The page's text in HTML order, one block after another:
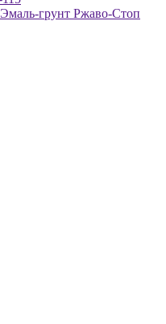
Эмаль-грунт Ржаво-Стоп